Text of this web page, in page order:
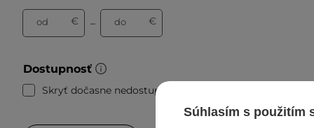
od € – do €
Dostupnosť
Skryť dočasne nedostupné
Súhlasím s použitím